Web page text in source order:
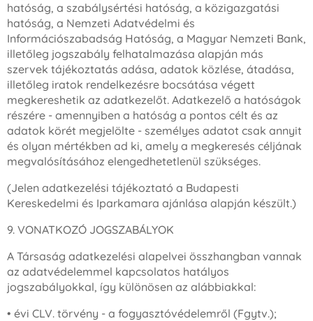
hatóság, a szabálysértési hatóság, a közigazgatási
hatóság, a Nemzeti Adatvédelmi és
Információszabadság Hatóság, a Magyar Nemzeti Bank,
illetőleg jogszabály felhatalmazása alapján más
szervek tájékoztatás adása, adatok közlése, átadása,
illetőleg iratok rendelkezésre bocsátása végett
megkereshetik az adatkezelőt. Adatkezelő a hatóságok
részére - amennyiben a hatóság a pontos célt és az
adatok körét megjelölte - személyes adatot csak annyit
és olyan mértékben ad ki, amely a megkeresés céljának
megvalósításához elengedhetetlenül szükséges.
(Jelen adatkezelési tájékoztató a Budapesti
Kereskedelmi és Iparkamara ajánlása alapján készült.)
9. VONATKOZÓ JOGSZABÁLYOK
A Társaság adatkezelési alapelvei összhangban vannak
az adatvédelemmel kapcsolatos hatályos
jogszabályokkal, így különösen az alábbiakkal:
• évi CLV. törvény - a fogyasztóvédelemről (Fgytv.);